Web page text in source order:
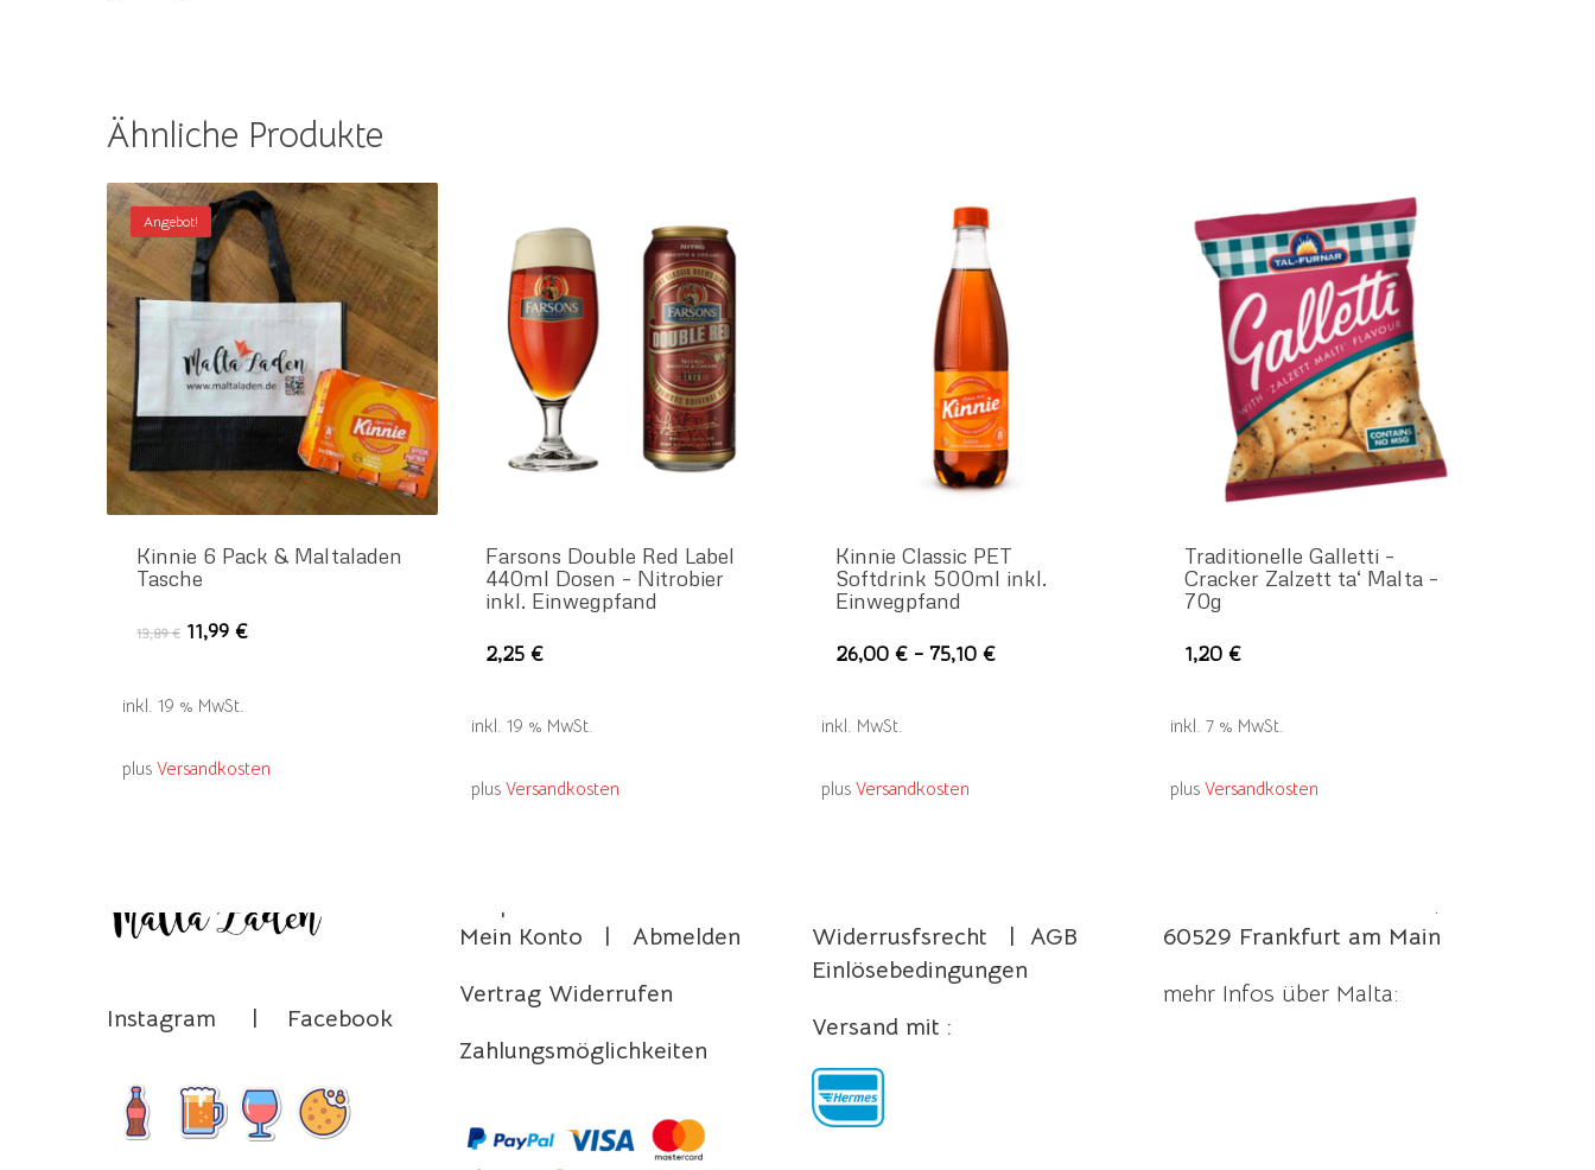
Ähnliche Produkte
Angebot!
Kinnie 6 Pack & Maltaladen
Tasche
13,89€ Ursprünglicher
13,89 €
11,99€Aktueller
inkl. 19 % MwSt.
plus Versandkosten
Farsons Double Red Label
440ml Dosen – Nitrobier
inkl. Einwegpfand
2,25€
inkl. 19 % MwSt.
plusVersandkosten
Kinnie Classic PET
Softdrink 500ml inkl.
Einwegpfand
26,00€–75,10€
auf
inkl. MwSt.
plus Versandkosten
Traditionelle Galletti –
Cracker Zalzett ta‘ Malta –
70g
1,20€
inkl. 7 % MwSt.
plusVersandkosten
Instagram | Facebook
Mein Konto | Abmelden
Vertrag Widerrufen
Zahlungsmöglichkeiten
Widerrusfsrecht | AGB
Einlösebedingungen
Versand mit :
60529 Frankfurt am Main
mehr Infos über Malta: